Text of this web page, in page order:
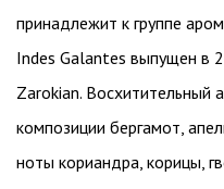
принадлежит к группе
Indes Galantes выпущен в
Zarokian. Восхитительный
композиции бергамот,
ноты кориандра, корицы,